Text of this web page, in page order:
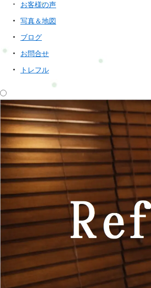
お客様の声
写真＆地図
ブログ
お問合せ
トレフル